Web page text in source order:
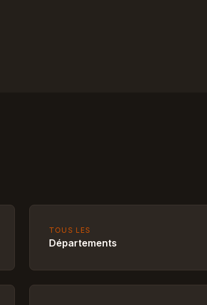
TOUS LES
Départements